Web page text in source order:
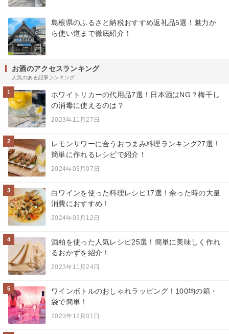
島根県のふるさと納税おすすめ返礼品5選！魅力か
ら使い道まで徹底紹介！
お酒のアクセスランキング
人気のある記事ランキング
1
ホワイトリカーの代用品7選！日本酒はNG？梅干し
の消毒に使えるのは？
2023年11月27日
2
レモンサワーに合うおつまみ料理ランキング27選！
簡単に作れるレシピで紹介！
2024年03月07日
3
白ワインを使った料理レシピ17選！余った時の大量
消費におすすめ！
2024年03月12日
4
酒粕を使った人気レシピ25選！簡単に美味しく作れ
るおかずを紹介！
2023年11月24日
5
ワインボトルのおしゃれラッピング！100均の箱・
袋で簡単！
2023年12月01日